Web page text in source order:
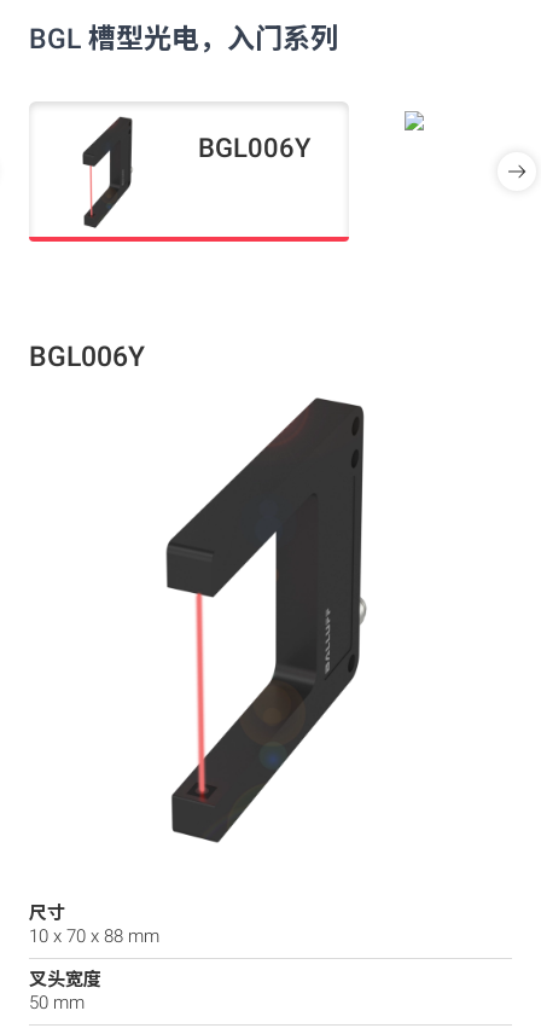
BGL 槽型光电，入门系列
BGL006Y
BGL006Y
尺寸
10 x 70 x 88 mm
叉头宽度
50 mm